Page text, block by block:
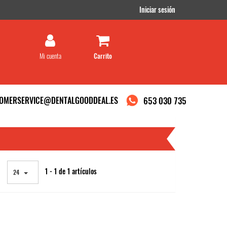
Iniciar sesión
Mi cuenta
653 030 735
24 1 - 1 de 1 artículos